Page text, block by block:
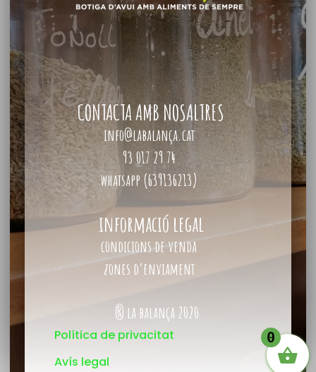
CONTACTA AMB NOSALTRES
info@labalança.cat
93 017 29 74
whatsapp (639136213)
informació legal
condicions de venda
zones d’enviament
® la balança 2020
Política de privacitat
Avís legal
0